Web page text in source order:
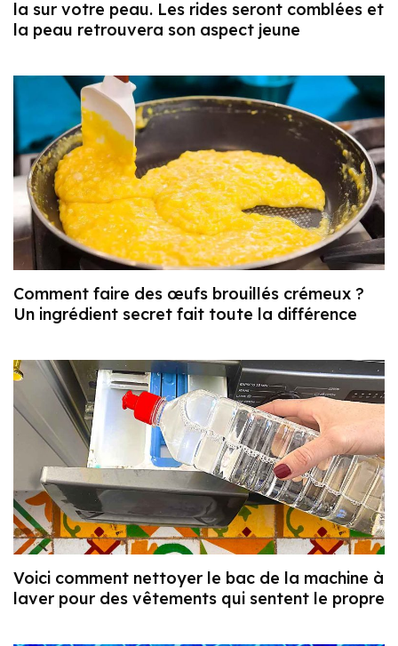
la sur votre peau. Les rides seront comblées et
la peau retrouvera son aspect jeune
Comment faire des œufs brouillés crémeux ?
Un ingrédient secret fait toute la différence
Voici comment nettoyer le bac de la machine à
laver pour des vêtements qui sentent le propre